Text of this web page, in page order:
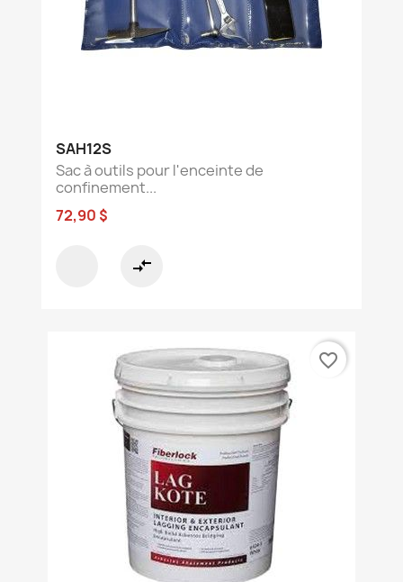
SAH12S
Sac à outils pour l'enceinte de
confinement...
72,90 $
compare_arrows
favorite_border